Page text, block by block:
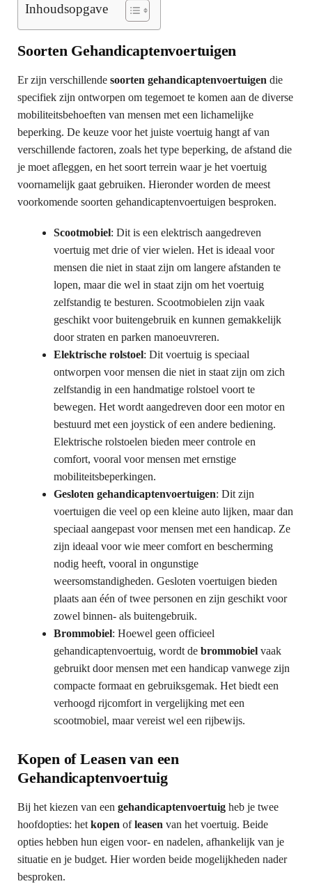
Inhoudsopgave
Soorten Gehandicaptenvoertuigen
Er zijn verschillende soorten gehandicaptenvoertuigen die
specifiek zijn ontworpen om tegemoet te komen aan de diverse
mobiliteitsbehoeften van mensen met een lichamelijke
beperking. De keuze voor het juiste voertuig hangt af van
verschillende factoren, zoals het type beperking, de afstand die
je moet afleggen, en het soort terrein waar je het voertuig
voornamelijk gaat gebruiken. Hieronder worden de meest
voorkomende soorten gehandicaptenvoertuigen besproken.
Scootmobiel: Dit is een elektrisch aangedreven
voertuig met drie of vier wielen. Het is ideaal voor
mensen die niet in staat zijn om langere afstanden te
lopen, maar die wel in staat zijn om het voertuig
zelfstandig te besturen. Scootmobielen zijn vaak
geschikt voor buitengebruik en kunnen gemakkelijk
door straten en parken manoeuvreren.
Elektrische rolstoel: Dit voertuig is speciaal
ontworpen voor mensen die niet in staat zijn om zich
zelfstandig in een handmatige rolstoel voort te
bewegen. Het wordt aangedreven door een motor en
bestuurd met een joystick of een andere bediening.
Elektrische rolstoelen bieden meer controle en
comfort, vooral voor mensen met ernstige
mobiliteitsbeperkingen.
Gesloten gehandicaptenvoertuigen: Dit zijn
voertuigen die veel op een kleine auto lijken, maar dan
speciaal aangepast voor mensen met een handicap. Ze
zijn ideaal voor wie meer comfort en bescherming
nodig heeft, vooral in ongunstige
weersomstandigheden. Gesloten voertuigen bieden
plaats aan één of twee personen en zijn geschikt voor
zowel binnen- als buitengebruik.
Brommobiel: Hoewel geen officieel
gehandicaptenvoertuig, wordt de brommobiel vaak
gebruikt door mensen met een handicap vanwege zijn
compacte formaat en gebruiksgemak. Het biedt een
verhoogd rijcomfort in vergelijking met een
scootmobiel, maar vereist wel een rijbewijs.
Kopen of Leasen van een
Gehandicaptenvoertuig
Bij het kiezen van een gehandicaptenvoertuig heb je twee
hoofdopties: het kopen ofleasen van het voertuig. Beide
opties hebben hun eigen voor- en nadelen, afhankelijk van je
situatie en je budget. Hier worden beide mogelijkheden nader
besproken.